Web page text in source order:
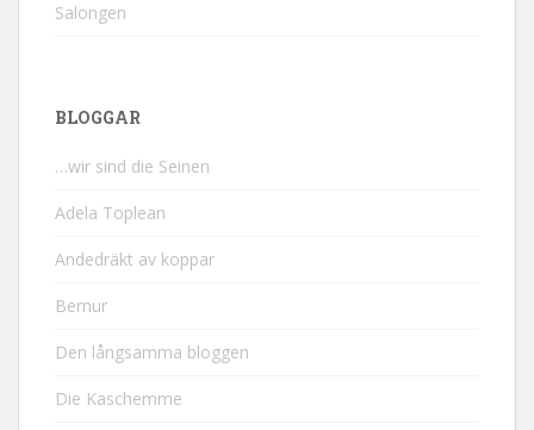
Salongen
BLOGGAR
…wir sind die Seinen
Adela Toplean
Andedräkt av koppar
Bernur
Den långsamma bloggen
Die Kaschemme